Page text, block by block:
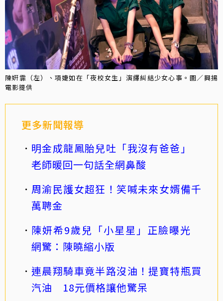
陳姸霏（左）、項婕如在「夜校女生」演繹糾結少女心事。圖／興揚
電影提供
更多新聞報導
明金成龍鳳胎兒吐「我沒有爸爸」
老師暖回一句話全網鼻酸
周渝民護女超狂！笑喊未來女婿備千
萬聘金
陳妍希9歲兒「小星星」正臉曝光
網驚：陳曉縮小版
連晨翔騎車竟半路沒油！提寶特瓶買
汽油 18元價格讓他驚呆